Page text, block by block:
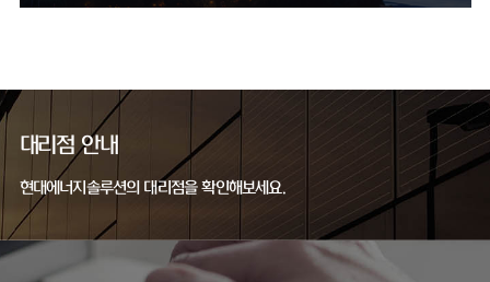
대리점 안내
현대에너지솔루션의 대리점을 확인해보세요.